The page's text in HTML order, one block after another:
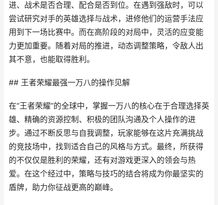
进、战术是否合理、配合是否到位。在遇到强敌时，可以
尝试研究对手的英雄选择与战术，进修他们的运营手法应
用到下一场比赛中。而在高阶段的对局中，灵活的应变能
力更加重要。随着对局的推进，动态调整策略，令敌人出
其不意，也能取得胜利。
## 王者荣耀最强一万八的操作见解
在“王者荣耀”的全球中，掌握一万八的核心在于合理选择英
雄、精确的资源控制、积极的团队沟通及个人操作的进
步。通过不断反思与自我调整，玩家能够在这片充满挑战
的竞技场中，找到适合自己的风格与方式。最终，所获得
的不仅仅是胜利的荣耀，还有对游戏更深入的领会与热
爱。在这个经过中，策略与技巧的结合将成为你最坚实的
盾牌，助力你征战更高的巅峰。